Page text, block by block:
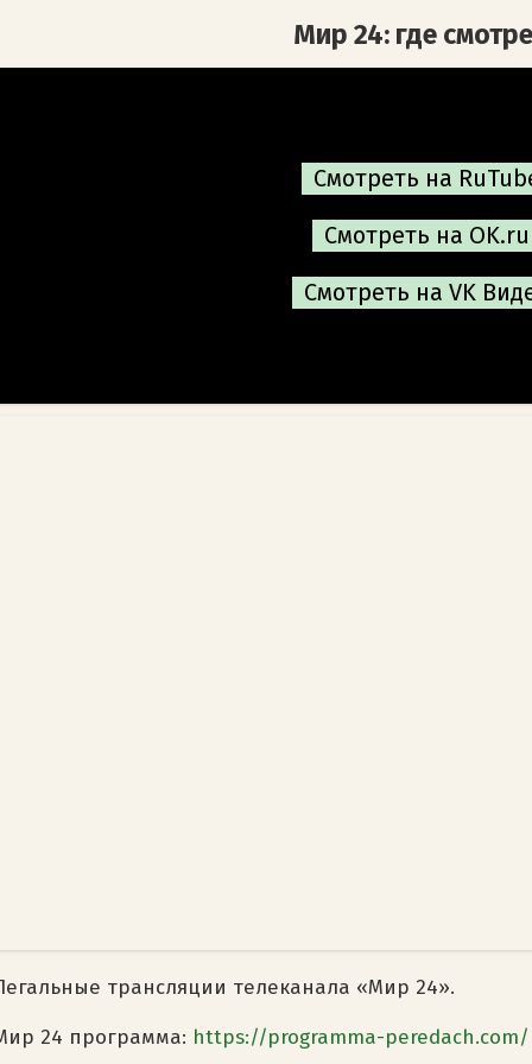
Мир 24: где
трансляции телеканала «Мир 24».
24 программа: https://programma-